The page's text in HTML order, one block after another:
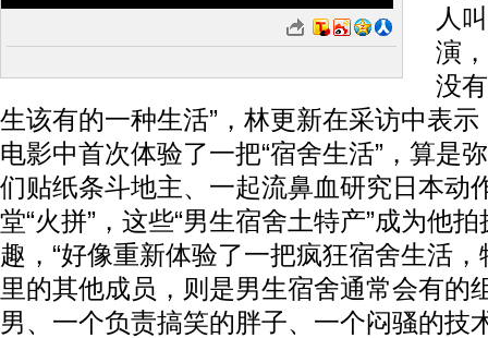
人
演
没
生该有的一种生活”，林更新在采访中表
电影中首次体验了一把“宿舍生活”，算是
们贴纸条斗地主、一起流鼻血研究日本动
堂“火拼”，这些“男生宿舍土特产”成为他
趣，“好像重新体验了一把疯狂宿舍生活，
里的其他成员，则是男生宿舍通常会有的
男、一个负责搞笑的胖子、一个闷骚的技